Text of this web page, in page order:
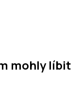
mohly líbit